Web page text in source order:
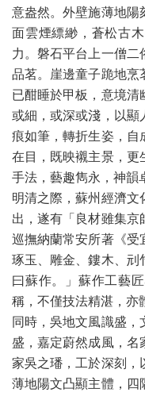
意盎然。外壁施薄地陽
面雲煙縹緲，蒼松古
力。磐石平台上一僧二
品茗。崖邊童子跪地烹
已酣睡於甲板，意境清
或細，或深或淺，以顯
痕如筆，轉折生姿，自
在目，既映襯主景，更
手法，藝趣雋永，神韻
明清之際，蘇州經濟文
出，遂有「良材雖集京
巡撫納蘭常安所著《受
琢玉、雕金、鏤木、
曰蘇作。」蘇作工藝
稱，不僅技法精湛，亦
同時，吳地文風識盛
盛，嘉定蔚然成風，名
家吳之璠，工於深刻，
薄地陽文凸顯主體，四